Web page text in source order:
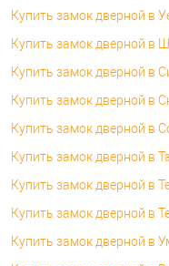
Купить замок дверной в
Купить замок дверной в
Купить замок дверной в
Купить замок дверной в
Купить замок дверной в
Купить замок дверной в
Купить замок дверной в
Купить замок дверной в
Купить замок дверной в